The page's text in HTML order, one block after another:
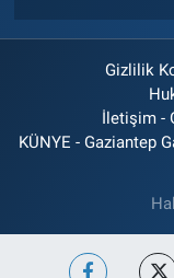
Gizlilik
İletişim -
KÜNYE - Gaziantep